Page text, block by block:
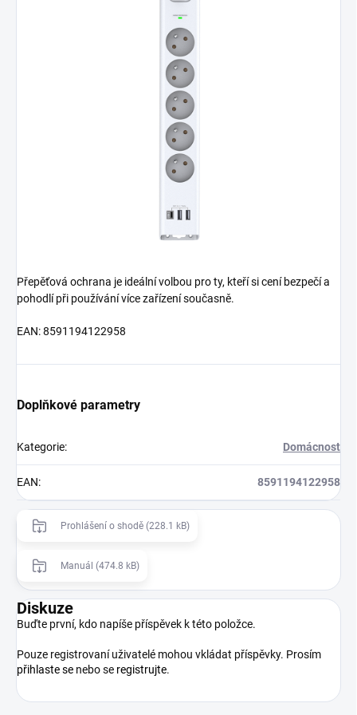
Přepěťová ochrana je ideální volbou pro ty, kteří si cení bezpečí a
pohodlí při používání více zařízení současně.
EAN: 8591194122958
Doplňkové parametry
Kategorie: Domácnost
EAN: 8591194122958
Prohlášení o shodě (228.1 kB)
Manuál (474.8 kB)
Diskuze
Buďte první, kdo napíše příspěvek k této položce.
Pouze registrovaní uživatelé mohou vkládat příspěvky. Prosím
přihlaste se nebo se registrujte.